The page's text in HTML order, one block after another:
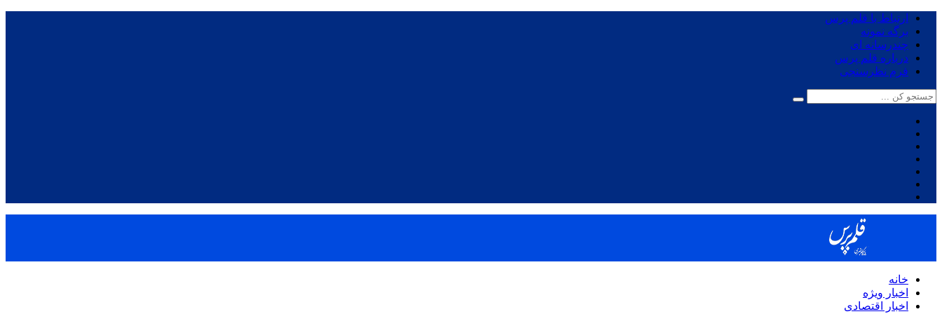
ارتباط با قلم پرس
برگه نمونه
چندرسانه ای
درباره قلم پرس
فرم نظرسنجی
خانه
اخبار ویژه
اخبار اقتصادی